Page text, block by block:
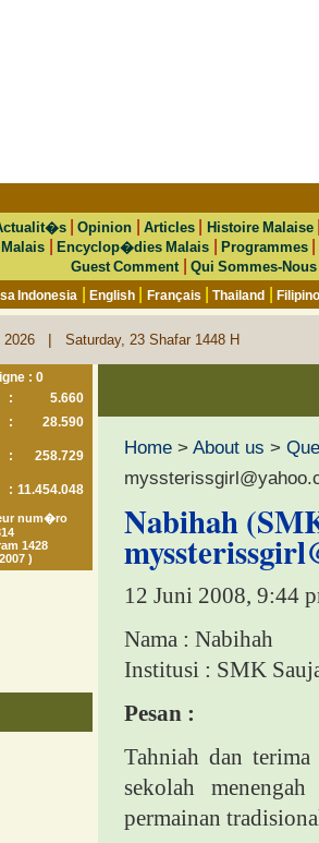
|Opinion Articles| Histoire Malaise
|Encyclop�dies Malais |Programmes
Guest Comment Qui Sommes-Nous
Indonesia |English Français |Thailand |
2026 | Saturday, 23 Shafar 1448 H
: 0
:
5.660
:
28.590
: 258.729
: 11.454.048
num�ro
1428
)
Home > About us >
Nabihah
12 Juni 2008, 9:44
Nama : Nabihah
Institusi : SMK
Pesan :
Tahniah dan
sekolah
permainan